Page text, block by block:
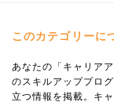
このカテゴリーに
あなたの「キャリア
のスキルアッププロ
立つ情報を掲載。キ